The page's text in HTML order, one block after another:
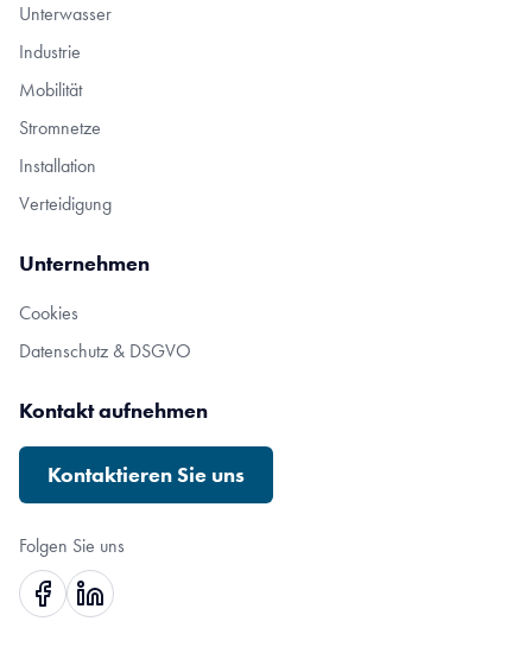
Unterwasser
Industrie
Mobilität
Stromnetze
Installation
Verteidigung
Unternehmen
Cookies
Datenschutz & DSGVO
Kontakt aufnehmen
Kontaktieren Sie uns
Folgen Sie uns